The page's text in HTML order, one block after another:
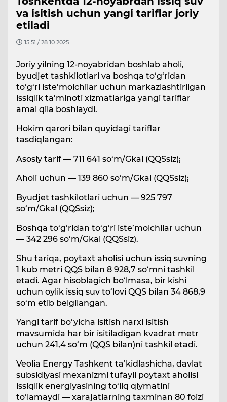
va isitish uchun yangi tariflar joriy
etiladi
15:51 / 28.10.2025
Joriy yilning 12-noyabridan boshlab aholi,
byudjet tashkilotlari va boshqa to‘g‘ridan
to‘g‘ri iste’molchilar uchun markazlashtirilgan
issiqlik ta’minoti xizmatlariga yangi tariflar
amal qila boshlaydi.
Hokim qarori bilan quyidagi tariflar
tasdiqlangan:
Asosiy tarif — 711 641 so‘m/Gkal (QQSsiz);
Aholi uchun — 139 860 so‘m/Gkal (QQSsiz);
Byudjet tashkilotlari uchun — 925 797
so‘m/Gkal (QQSsiz);
Boshqa to‘g‘ridan to‘g‘ri iste’molchilar uchun
— 342 296 so‘m/Gkal (QQSsiz).
Shu tariqa, poytaxt aholisi uchun issiq suvning
1 kub metri QQS bilan 8 928,7 so‘mni tashkil
etadi. Agar hisoblagich bo‘lmasa, bir kishi
uchun oylik issiq suv to‘lovi QQS bilan 34 868,9
so‘m etib belgilangan.
Yangi tarif bo‘yicha isitish narxi isitish
mavsumida har bir isitiladigan kvadrat metr
uchun 241,4 so‘m (QQS bilan)ni tashkil etadi.
Veolia Energy Tashkent ta’kidlashicha, davlat
subsidiyasi mexanizmi tufayli poytaxt aholisi
issiqlik energiyasining to‘liq qiymatini
to‘lamaydi — xarajatlarning taxminan 80 foizi